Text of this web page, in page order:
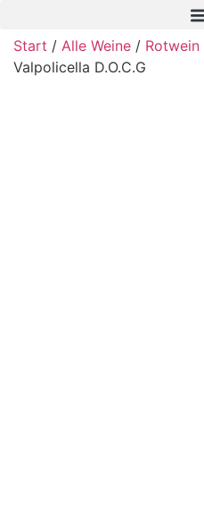
Start / Alle Weine / Rotwein
Valpolicella D.O.C.G